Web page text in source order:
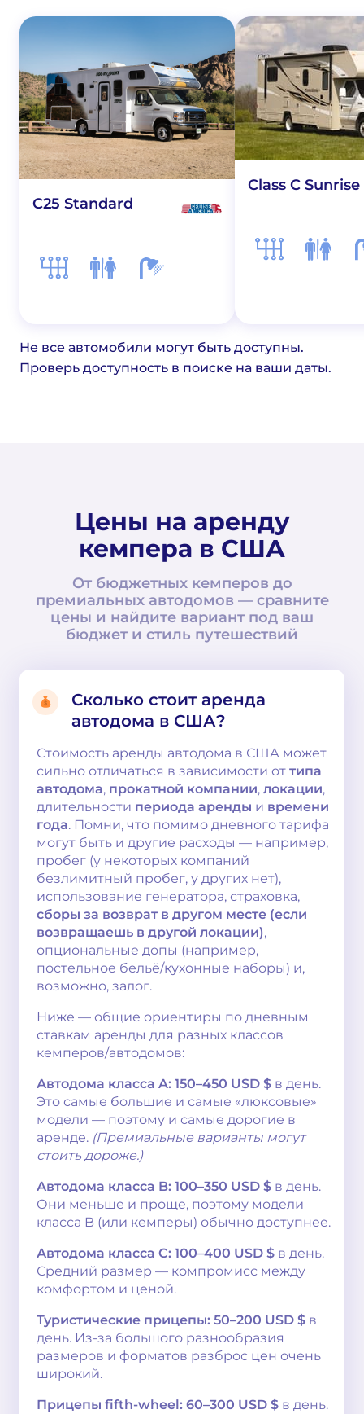
C25 Standard
Class C
Не все автомобили могут быть доступны.
Проверь доступность в поиске на ваши даты.
Цены на аренду
кемпера в США
От бюджетных кемперов до
премиальных автодомов — сравните
цены и найдите вариант под ваш
бюджет и стиль путешествий
Сколько стоит аренда
автодома в США?
Стоимость аренды автодома в США может
сильно отличаться в зависимости от типа
автодома, прокатной компании, локации,
длительности периода аренды и времени
года. Помни, что помимо дневного тарифа
могут быть и другие расходы — например,
пробег (у некоторых компаний
безлимитный пробег, у других нет),
использование генератора, страховка,
сборы за возврат в другом месте (если
возвращаешь в другой локации),
опциональные допы (например,
постельное бельё/кухонные наборы) и,
возможно, залог.
Ниже — общие ориентиры по дневным
ставкам аренды для разных классов
кемперов/автодомов:
Автодома класса A: 150–450 USD $ в день.
Это самые большие и самые «люксовые»
модели — поэтому и самые дорогие в
аренде. (Премиальные варианты могут
стоить дороже.)
Автодома класса B: 100–350 USD $ в день.
Они меньше и проще, поэтому модели
класса B (или кемперы) обычно доступнее.
Автодома класса C: 100–400 USD $ в день.
Средний размер — компромисс между
комфортом и ценой.
Туристические прицепы: 50–200 USD $ в
день. Из-за большого разнообразия
размеров и форматов разброс цен очень
широкий.
Прицепы fifth-wheel: 60–300 USD $ в день.